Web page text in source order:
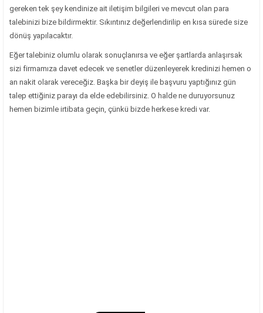
gereken tek şey kendinize ait iletişim bilgileri ve mevcut olan para
talebinizi bize bildirmektir. Sıkıntınız değerlendirilip en kısa sürede size
dönüş yapılacaktır.
Eğer talebiniz olumlu olarak sonuçlanırsa ve eğer şartlarda anlaşırsak
sizi firmamıza davet edecek ve senetler düzenleyerek kredinizi hemen o
an nakit olarak vereceğiz. Başka bir deyiş ile başvuru yaptığınız gün
talep ettiğiniz parayı da elde edebilirsiniz. O halde ne duruyorsunuz
hemen bizimle irtibata geçin, çünkü bizde herkese kredi var.